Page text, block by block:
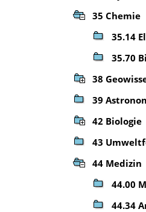
35 Chemie
35.14
35.70
38
39
42 Biologie
43
44 Medizin
44.00
44.34